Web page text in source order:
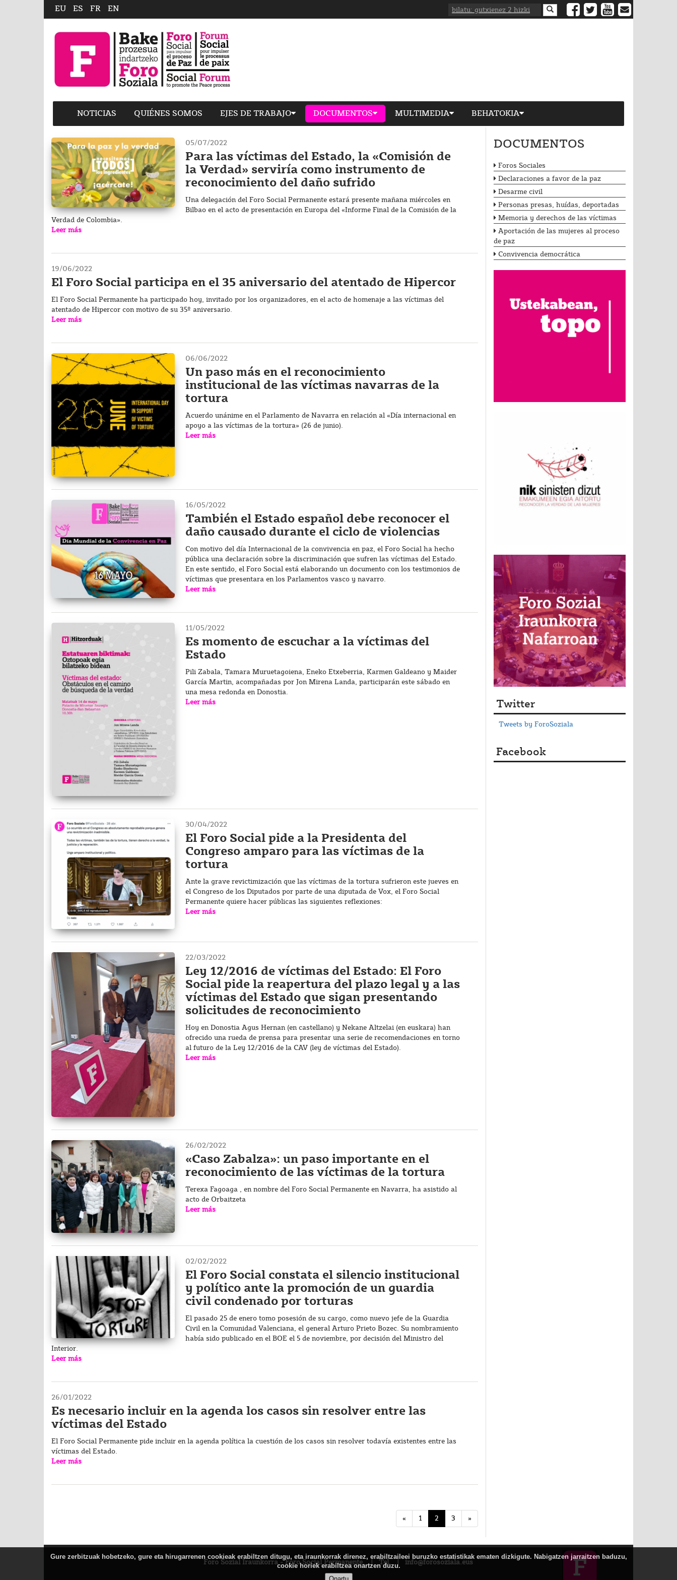
EU ES FR EN
NOTICIAS QUIÉNES SOMOS EJES DE TRABAJO DOCUMENTOS MULTIMEDIA BEHATOKIA
05/07/2022
Para las víctimas del Estado, la «Comisión de
la Verdad» serviría como instrumento de
reconocimiento del daño sufrido
Una delegación del Foro Social Permanente estará presente mañana miércoles en
Bilbao en el acto de presentación en Europa del «Informe Final de la Comisión de la
Verdad de Colombia».
Leer más
19/06/2022
El Foro Social participa en el 35 aniversario del atentado de Hipercor
El Foro Social Permanente ha participado hoy, invitado por los organizadores, en el acto de homenaje a las víctimas del
atentado de Hipercor con motivo de su 35º aniversario.
Leer más
06/06/2022
Un paso más en el reconocimiento
institucional de las víctimas navarras de la
tortura
Acuerdo unánime en el Parlamento de Navarra en relación al «Día internacional en
apoyo a las víctimas de la tortura» (26 de junio).
Leer más
16/05/2022
También el Estado español debe reconocer el
daño causado durante el ciclo de violencias
Con motivo del día Internacional de la convivencia en paz, el Foro Social ha hecho
pública una declaración sobre la discriminación que sufren las víctimas del Estado.
En este sentido, el Foro Social está elaborando un documento con los testimonios de
víctimas que presentara en los Parlamentos vasco y navarro.
Leer más
11/05/2022
Es momento de escuchar a la víctimas del
Estado
Pili Zabala, Tamara Muruetagoiena, Eneko Etxeberria, Karmen Galdeano y Maider
García Martin, acompañadas por Jon Mirena Landa, participarán este sábado en
una mesa redonda en Donostia.
Leer más
30/04/2022
El Foro Social pide a la Presidenta del
Congreso amparo para las víctimas de la
tortura
Ante la grave revictimización que las víctimas de la tortura sufrieron este jueves en
el Congreso de los Diputados por parte de una diputada de Vox, el Foro Social
Permanente quiere hacer públicas las siguientes reflexiones:
Leer más
22/03/2022
Ley 12/2016 de víctimas del Estado: El Foro
Social pide la reapertura del plazo legal y a las
víctimas del Estado que sigan presentando
solicitudes de reconocimiento
Hoy en Donostia Agus Hernan (en castellano) y Nekane Altzelai (en euskara) han
ofrecido una rueda de prensa para presentar una serie de recomendaciones en torno
al futuro de la Ley 12/2016 de la CAV (ley de víctimas del Estado).
Leer más
26/02/2022
«Caso Zabalza»: un paso importante en el
reconocimiento de las víctimas de la tortura
Terexa Fagoaga , en nombre del Foro Social Permanente en Navarra, ha asistido al
acto de Orbaitzeta
Leer más
02/02/2022
El Foro Social constata el silencio institucional
y político ante la promoción de un guardia
civil condenado por torturas
El pasado 25 de enero tomo posesión de su cargo, como nuevo jefe de la Guardia
Civil en la Comunidad Valenciana, el general Arturo Prieto Bozec. Su nombramiento
había sido publicado en el BOE el 5 de noviembre, por decisión del Ministro del
Interior.
Leer más
26/01/2022
Es necesario incluir en la agenda los casos sin resolver entre las
víctimas del Estado
El Foro Social Permanente pide incluir en la agenda política la cuestión de los casos sin resolver todavía existentes entre las
víctimas del Estado.
Leer más
« 1 2 3 »
DOCUMENTOS
Foros Sociales
Declaraciones a favor de la paz
Desarme civil
Personas presas, huídas, deportadas
Memoria y derechos de las víctimas
Aportación de las mujeres al proceso
de paz
Convivencia democrática
Twitter
Tweets by ForoSoziala
Facebook
Foro Sozial Iraunkorra - Foro Social Permanente, | Tel. | info@forosoziala.eus
Gure zerbitzuak hobetzeko, gure eta hirugarrenen cookieak erabiltzen ditugu, eta iraunkorrak direnez, erabiltzaileei buruzko estatistikak ematen dizkigute. Nabigatzen jarraitzen baduzu,
cookie horiek erabiltzea onartzen duzu.